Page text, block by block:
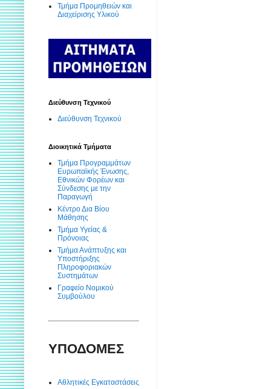
Τμήμα Προμηθειών και
Διαχείρισης Υλικού
Διεύθυνση Τεχνικού
Διεύθυνση Τεχνικού
Διοικητικά Τμήματα
Τμήμα Προγραμμάτων
Ευρωπαϊκής Ένωσης,
Εθνικών Φορέων και
Σύνδεσης με την
Παραγωγή
Κέντρο Δια Βίου
Μάθησης
Τμήμα Υγείας &
Πρόνοιας
Τμήμα Ανάπτυξης και
Υποστήριξης
Πληροφοριακών
Συστημάτων
Γραφείο Νομικού
Συμβούλου
ΥΠΟΔΟΜΕΣ
Αθλητικές Εγκαταστάσεις